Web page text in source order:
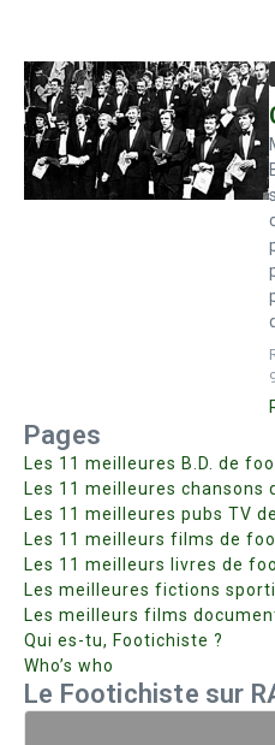
Pages
Les 11 meilleures B.D. de
Les 11 meilleures chansons
Les 11 meilleures pubs TV
Les 11 meilleurs films de
Les 11 meilleurs livres de
Les meilleures fictions
Les meilleurs films
Qui es-tu, Footichiste ?
Who’s who
Le Footichiste sur